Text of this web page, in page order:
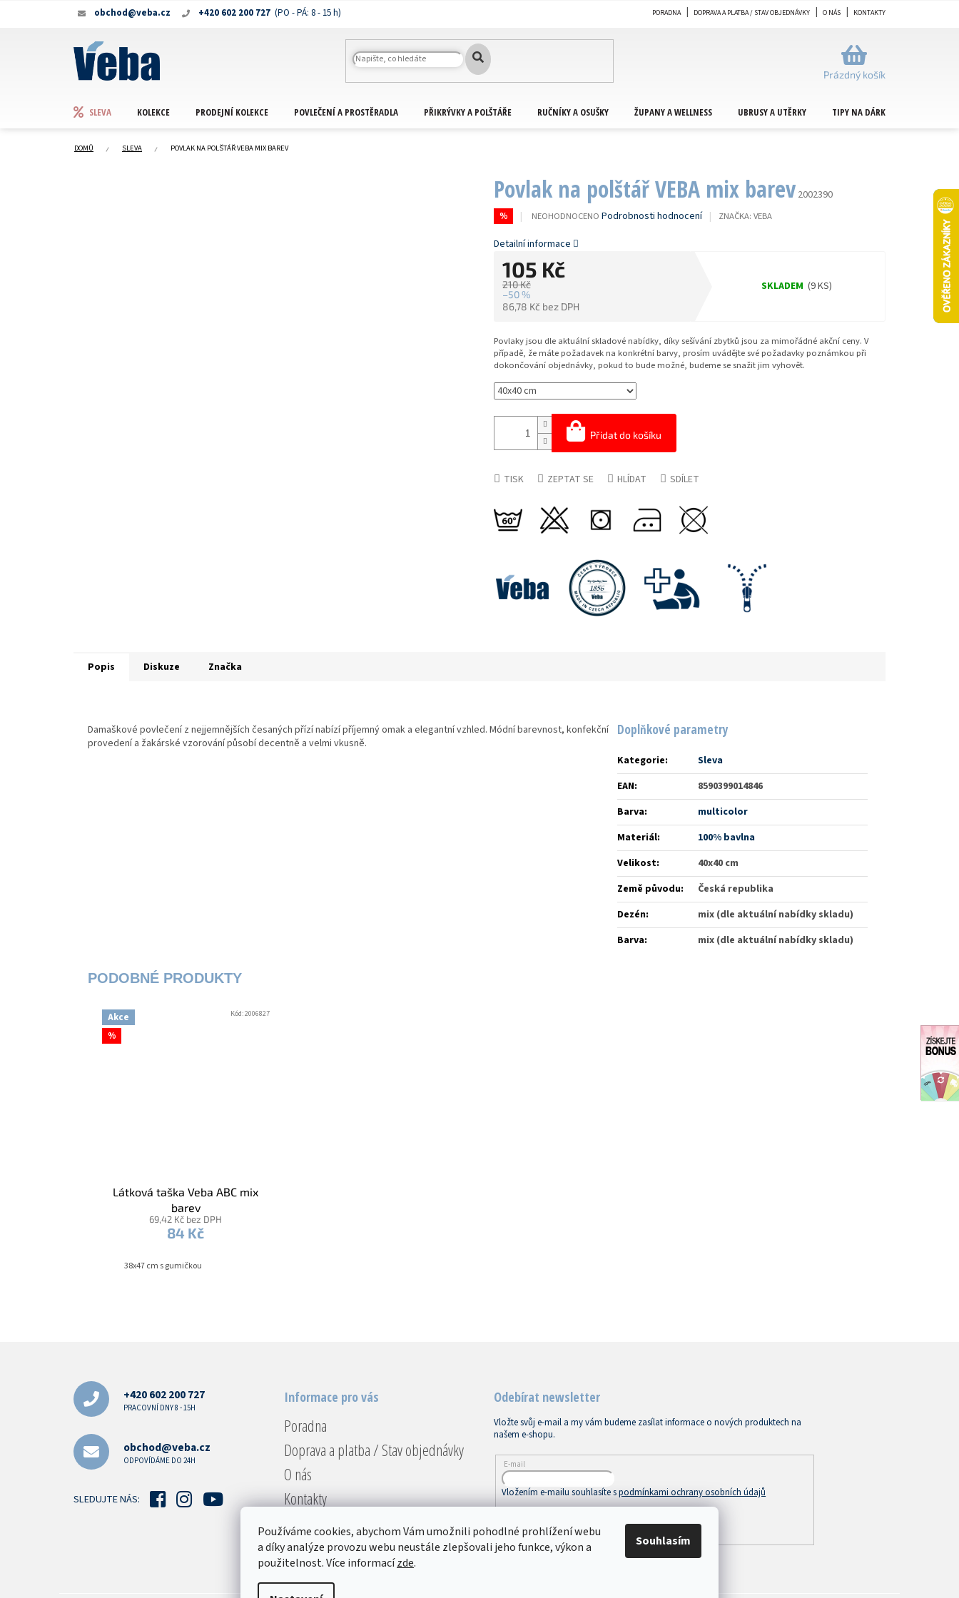
Používáme cookies, abychom Vám umožnili pohodlné prohlížení webu
a díky analýze provozu webu neustále zlepšovali jeho funkce, výkon a
použitelnost. Více informacízde.
Souhlasím
+420 602 200 727
obchod@veba.cz PORADNA DOPRAVA A PLATBA / STAV OBJEDNÁVKY O NÁS KONTAKTY
NÁKUPNÍ
KOŠÍK
Prázdný košík
SLEVA KOLEKCE PRODEJNÍ KOLEKCE POVLEČENÍ A PROSTĚRADLA PŘIKRÝVKY A POLŠTÁŘE RUČNÍKY A OSUŠKY ŽUPANY A WELLNESS UBRUSY A UTĚRKY TIPY NA DÁRKY
DOMŮ SLEVA POVLAK NA POLŠTÁŘ VEBA MIX BAREV
Povlak na polštář VEBA mix barev 2002390
%
PRŮMĚRNÉ
PRODUKTU
JE
0,0
Z
NEOHODNOCENO Podrobnosti hodnocení ZNAČKA: VEBA
210 Kč
–50 %
105 Kč
86,78 Kč bez DPH
SKLADEM (9 KS)
Přidat do košíku
Povlaky jsou dle aktuální skladové nabídky, díky sešívání zbytků jsou za mimořádné akční ceny. V
případě, že máte požadavek na konkrétní barvy, prosím uvádějte své požadavky poznámkou při
dokončování objednávky, pokud to bude možné, budeme se snažit jim vyhovět.
Detailní informace
TISK ZEPTAT SE HLÍDAT SDÍLET
Popis Diskuze Značka
Damaškové povlečení z nejjemnějších česaných přízí nabízí příjemný omak a elegantní vzhled. Módní barevnost, konfekční
provedení a žakárské vzorování působí decentně a velmi vkusně.
Doplňkové parametry
Kategorie:
Sleva
EAN:
8590399014846
Barva:
multicolor
Materiál:
100% bavlna
Velikost:
40x40 cm
Země původu:
Česká republika
Dezén:
mix (dle aktuální nabídky skladu)
Barva: mix (dle aktuální nabídky skladu)
Akce
%
Látková taška Veba ABC mix
barev
69,42 Kč bez DPH
84 Kč
38x47 cm s gumičkou
Kód:2006827
+420 602 200 727
PRACOVNÍ DNY 8 - 15H
obchod@veba.cz
ODPOVÍDÁME DO 24H
SLEDUJTE NÁS:
Informace pro vás
Poradna
Doprava a platba / Stav objednávky
O nás
Kontakty
Reklamace a vrácení
Obchodní podmínky
Podmínky ochrany osobních údajů
Odebírat newsletter
Vložte svůj e-mail a my vám budeme zasílat informace o nových produktech na
našem e-shopu.
E-mail
Vložením e-mailu souhlasíte spodmínkami ochrany osobních údajů
PŘIHLÁSIT SE